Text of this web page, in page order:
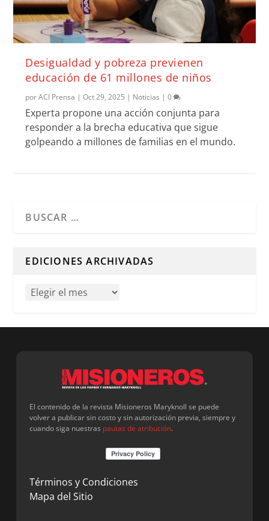
Desigualdad y pobreza previenen
educación de 61 millones de niños
porACI Prensa |Oct 29, 2025 | Noticias |0
Experta propone una acción conjunta para
responder a la brecha educativa que sigue
golpeando a millones de familias en el mundo.
EDICIONES ARCHIVADAS
El contenido de la revista Misioneros Maryknoll se puede
volver a publicar sin costo y sin autorización previa, siempre y
cuando siga nuestras pautas de atribución.
Términos y Condiciones
Mapa del Sitio